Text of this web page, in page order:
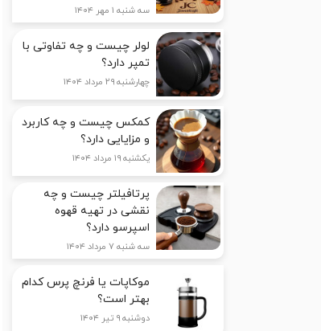
سه شنبه ۱ مهر ۱۴۰۴
لولر چیست و چه تفاوتی با
تمپر دارد؟
چهارشنبه ۲۹ مرداد ۱۴۰۴
کمکس چیست و چه کاربرد
و مزایایی دارد؟
یکشنبه ۱۹ مرداد ۱۴۰۴
پرتافیلتر چیست و چه
نقشی در تهیه قهوه
اسپرسو دارد؟
سه شنبه ۷ مرداد ۱۴۰۴
موکاپات یا فرنچ پرس کدام
بهتر است؟
دوشنبه ۹ تیر ۱۴۰۴